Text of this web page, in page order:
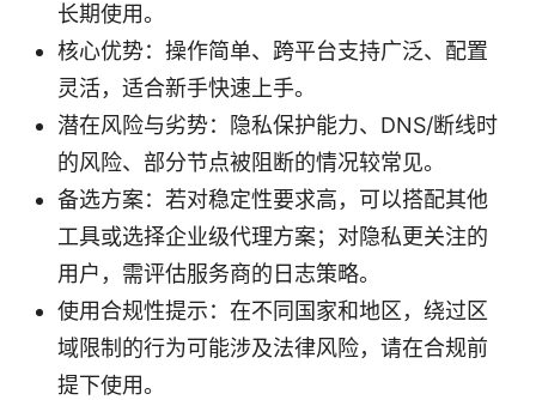
长期使用。
核心优势：操作简单、跨平台支持广泛、配置
灵活，适合新手快速上手。
潜在风险与劣势：隐私保护能力、DNS/断线时
的风险、部分节点被阻断的情况较常见。
备选方案：若对稳定性要求高，可以搭配其他
工具或选择企业级代理方案；对隐私更关注的
用户，需评估服务商的日志策略。
使用合规性提示：在不同国家和地区，绕过区
域限制的行为可能涉及法律风险，请在合规前
提下使用。